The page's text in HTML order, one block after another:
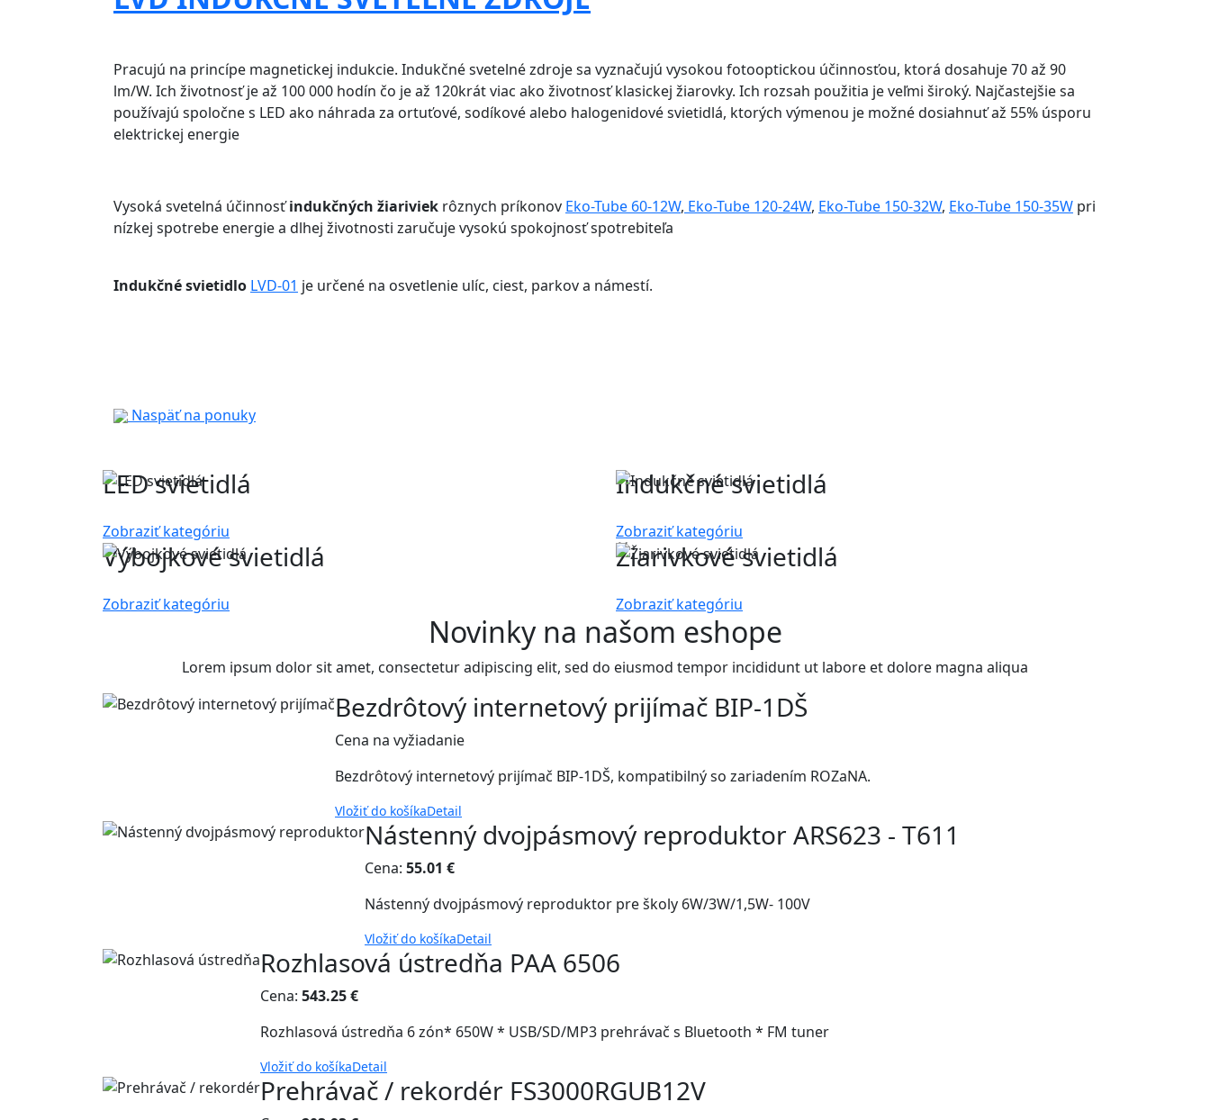
Pracujú na princípe magnetickej indukcie. Indukčné svetelné zdroje sa vyznačujú vysokou fotooptickou účinnosťou, ktorá dosahuje 70 až 90
lm/W. Ich životnosť je až 100 000 hodín čo je až 120krát viac ako životnosť klasickej žiarovky. Ich rozsah použitia je veľmi široký. Najčastejšie sa
používajú spoločne s LED ako náhrada za ortuťové, sodíkové alebo halogenidové svietidlá, ktorých výmenou je možné dosiahnuť až 55% úsporu
elektrickej energie
Vysoká svetelná účinnosťindukčných žiariviek rôznych príkonov Eko-Tube 60-12W, Eko-Tube 120-24W, Eko-Tube 150-32W, Eko-Tube 150-35W pri
nízkej spotrebe energie a dlhej životnosti zaručuje vysokú spokojnosť spotrebiteľa
Indukčné svietidlo LVD-01 je určené na osvetlenie ulíc, ciest, parkov a námestí.
Naspäť na ponuky
LED svietidlá
Zobraziť kategóriu
Indukčné svietidlá
Zobraziť kategóriu
Výbojkové svietidlá
Zobraziť kategóriu
Žiarivkové svietidlá
Zobraziť kategóriu
Novinky na našom eshope
Lorem ipsum dolor sit amet, consectetur adipiscing elit, sed do eiusmod tempor incididunt ut labore et dolore magna aliqua
Bezdrôtový internetový prijímač BIP-1DŠ
Cena na vyžiadanie
Bezdrôtový internetový prijímač BIP-1DŠ, kompatibilný so zariadením ROZaNA.
Vložiť do košíkaDetail
Nástenný dvojpásmový reproduktor ARS623 - T611
Cena: 55.01 €
Nástenný dvojpásmový reproduktor pre školy 6W/3W/1,5W- 100V
Vložiť do košíkaDetail
Rozhlasová ústredňa PAA 6506
Cena: 543.25 €
Rozhlasová ústredňa 6 zón* 650W * USB/SD/MP3 prehrávač s Bluetooth * FM tuner
Vložiť do košíkaDetail
Prehrávač / rekordér FS3000RGUB12V